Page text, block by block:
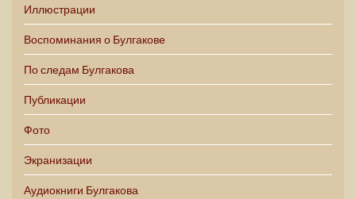
Иллюстрации
Воспоминания о Булгакове
По следам Булгакова
Публикации
Фото
Экранизации
Аудиокниги Булгакова